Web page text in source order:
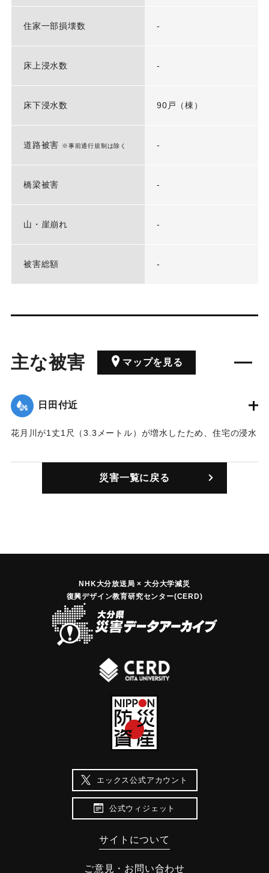
住家一部損壊数 -
床上浸水数 -
床下浸水数 90戸（棟）
道路被害 ※事前通行規制は除く -
橋梁被害 -
山・崖崩れ -
被害総額 -
主な被害 マップを見る
日田付近
花月川が1丈1尺（3.3メートル）が増水したため、住宅の浸水
災害一覧に戻る
NHK大分放送局 × 大分大学減災
復興デザイン教育研究センター(CERD)
エックス公式アカウント
公式ウィジェット
サイトについて
ご意見・お問い合わせ